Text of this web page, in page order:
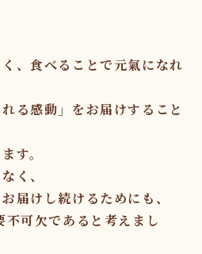
、食べることで元氣になれ
る感動 」をお届けすること
す。
く、
届けし続けるためにも、
不可欠であると考えまし